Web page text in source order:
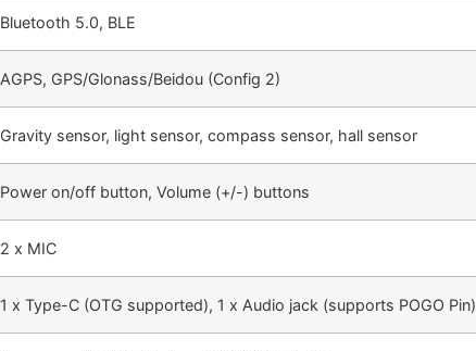
Bluetooth 5.0, BLE
AGPS, GPS/Glonass/Beidou (Config 2)
Gravity sensor, light sensor, compass sensor, hall sensor
Power on/off button, Volume (+/-) buttons
2 x MIC
1 x Type-C (OTG supported), 1 x Audio jack (supports POGO Pin)